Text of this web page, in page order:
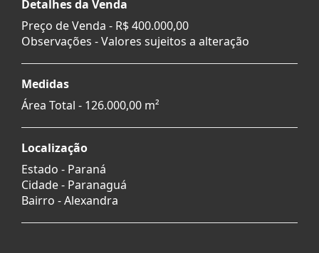
Detalhes da Venda
Preço de Venda - R$ 400.000,00
Observações - Valores sujeitos a alteração
Medidas
Área Total - 126.000,00 m²
Localização
Estado - Paraná
Cidade - Paranaguá
Bairro -Alexandra